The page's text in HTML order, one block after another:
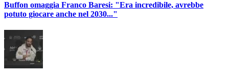
Buffon omaggia Franco Baresi: "Era incredibile, avrebbe
potuto giocare anche nel 2030..."